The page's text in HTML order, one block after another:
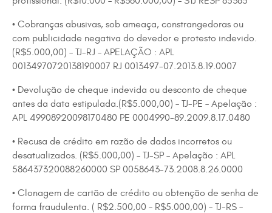
• Cobranças abusivas, sob ameaça, constrangedoras ou
com publicidade negativa do devedor e protesto indevido.
(R$5.000,00) – TJ-RJ – APELAÇÃO : APL
00134970720138190007 RJ 0013497-07.2013.8.19.0007
• Devolução de cheque indevida ou desconto de cheque
antes da data estipulada.(R$5.000,00) – TJ-PE – Apelação :
APL 49908920098170480 PE 0004990-89.2009.8.17.0480
• Recusa de crédito em razão de dados incorretos ou
desatualizados. (R$5.000,00) – TJ-SP – Apelação : APL
586437320088260000 SP 0058643-73.2008.8.26.0000
• Clonagem de cartão de crédito ou obtenção de senha de
forma fraudulenta. ( R$2.500,00 – R$5.000,00) – TJ-RS –